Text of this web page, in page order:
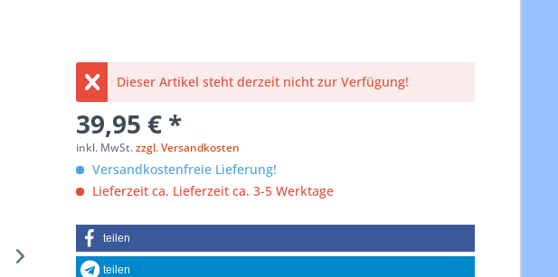
Dieser Artikel steht derzeit nicht zur Verfügung!
39,95 € *
inkl. MwSt.zzgl. Versandkosten
Versandkostenfreie Lieferung!
Lieferzeit ca. Lieferzeit ca. 3-5 Werktage
teilen
teilen